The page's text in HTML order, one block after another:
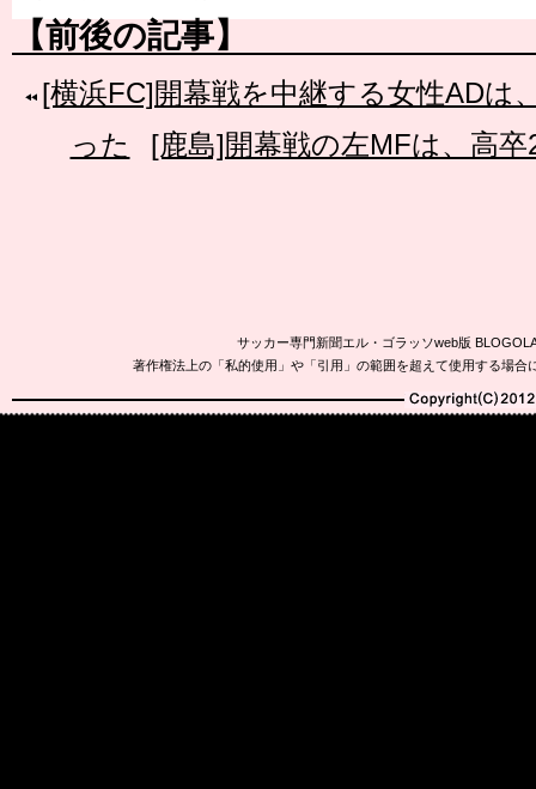
【前後の記事】
[横浜FC]開幕戦を中継する女性ADは
った
[鹿島]開幕戦の左MFは、高
サッカー専門新聞エル・ゴラッソweb版
著作権法上の「私的使用」や「引用」の範囲を超えて使用する場
Copyright(C)2010-